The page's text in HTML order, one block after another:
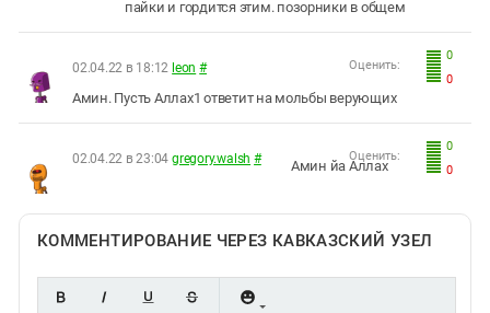
пайки и гордится этим. позорники в общем
0
0
Оценить:
02.04.22 в 18:12 leon #
Амин. Пусть Аллах1 ответит на мольбы верующих
0
0
Оценить:
02.04.22 в 23:04 gregory.walsh # Амин йа Аллах
КОММЕНТИРОВАНИЕ ЧЕРЕЗ КАВКАЗСКИЙ УЗЕЛ